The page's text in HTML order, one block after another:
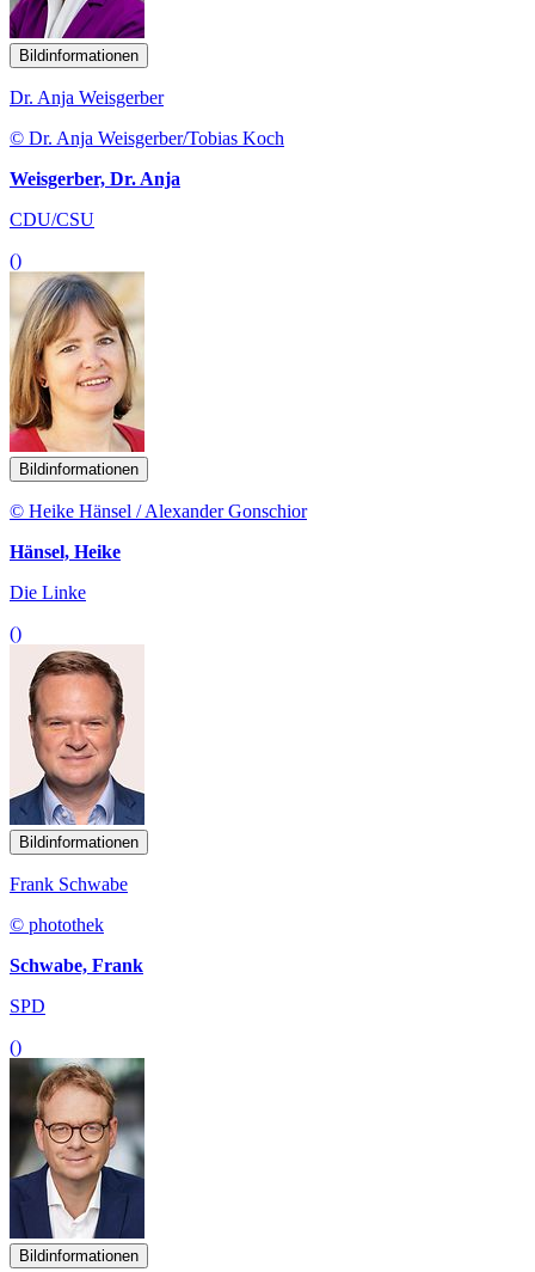
Bildinformationen
Dr. Anja Weisgerber
© Dr. Anja Weisgerber/Tobias Koch
Weisgerber, Dr. Anja
CDU/CSU
()
Bildinformationen
© Heike Hänsel / Alexander Gonschior
Hänsel, Heike
Die Linke
()
Bildinformationen
Frank Schwabe
© photothek
Schwabe, Frank
SPD
()
Bildinformationen